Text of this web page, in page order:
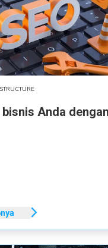
Anda